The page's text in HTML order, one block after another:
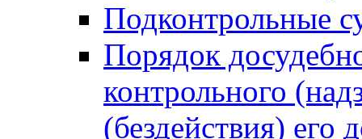
Подконтрольные
Порядок
контрольного
(бездействия)